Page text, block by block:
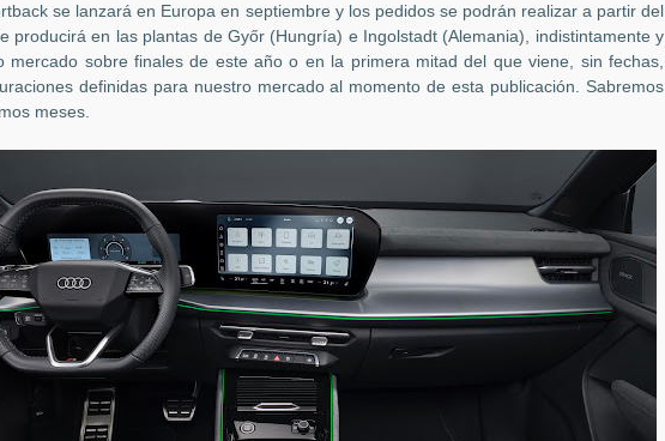
se lanzará en Europa en septiembre y los pedidos se podrán realizar a partir del
producirá en las plantas de Győr (Hungría) e Ingolstadt (Alemania), indistintamente y
mercado sobre finales de este año o en la primera mitad del que viene, sin fechas,
definidas para nuestro mercado al momento de esta publicación. Sabremos
meses.